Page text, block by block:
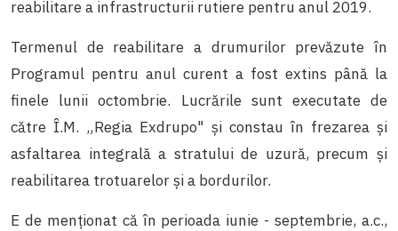
reabilitare a infrastructurii rutiere pentru anul 2019.
Termenul de reabilitare a drumurilor prevăzute în
Programul pentru anul curent a fost extins până la
finele lunii octombrie. Lucrările sunt executate de
către Î.M. „Regia Exdrupo" și constau în frezarea și
asfaltarea integrală a stratului de uzură, precum și
reabilitarea trotuarelor și a bordurilor.
E de menționat că în perioada iunie - septembrie, a.c.,